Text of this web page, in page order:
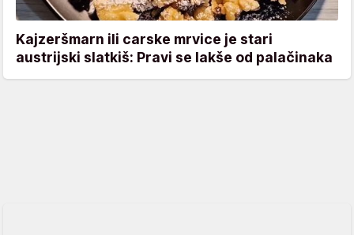
Kajzeršmarn ili carske mrvice je stari
austrijski slatkiš: Pravi se lakše od palačinaka